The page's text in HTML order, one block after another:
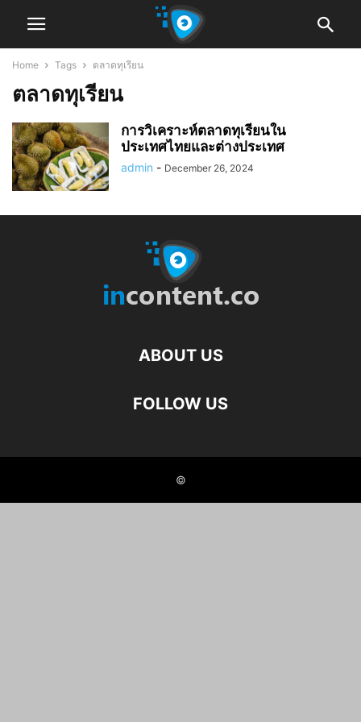
Home Tags ตลาดทุเรียน
ตลาดทุเรียน
การวิเคราะห์ตลาดทุเรียนใน
ประเทศไทยและต่างประเทศ
admin - December 26, 2024
ABOUT US
FOLLOW US
©